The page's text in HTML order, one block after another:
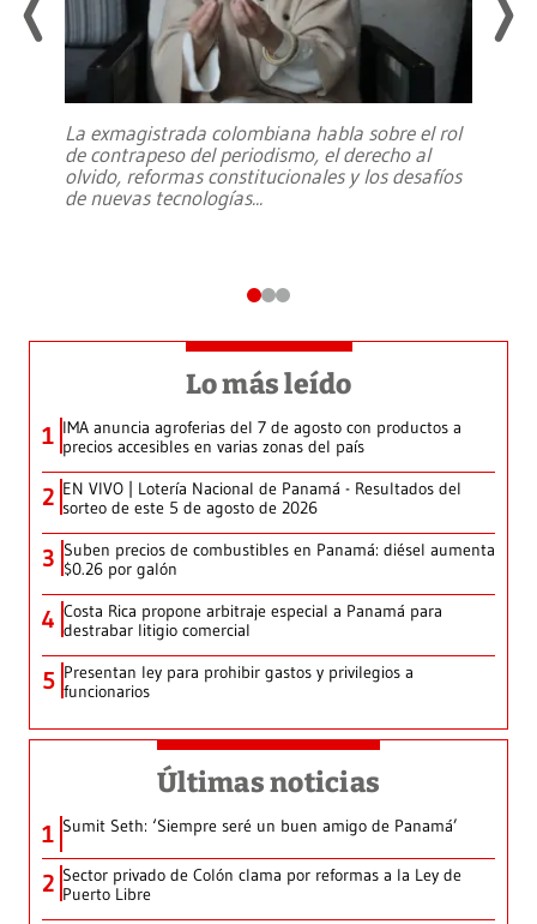
La exmagistrada colombiana habla sobre el rol
de contrapeso del periodismo, el derecho al
olvido, reformas constitucionales y los desafíos
de nuevas tecnologías...
Lo más leído
1 IMA anuncia agroferias del 7 de agosto con productos a
precios accesibles en varias zonas del país
2 EN VIVO | Lotería Nacional de Panamá - Resultados del
sorteo de este 5 de agosto de 2026
3 Suben precios de combustibles en Panamá: diésel aumenta
$0.26 por galón
4 Costa Rica propone arbitraje especial a Panamá para
destrabar litigio comercial
5 Presentan ley para prohibir gastos y privilegios a
funcionarios
Últimas noticias
1 Sumit Seth: ‘Siempre seré un buen amigo de Panamá’
2 Sector privado de Colón clama por reformas a la Ley de
Puerto Libre